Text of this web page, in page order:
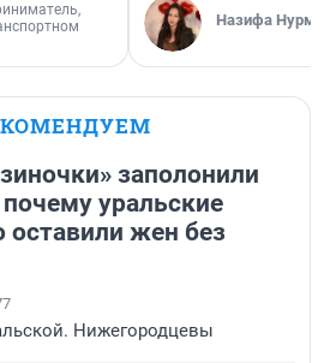
Назифа
заполонили
уральские
оставили жен без
Нижегородцевы